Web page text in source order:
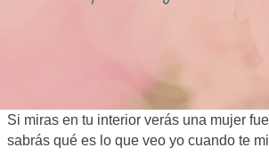
Si miras en tu interior verás una mujer
sabrás qué es lo que veo yo cuando te